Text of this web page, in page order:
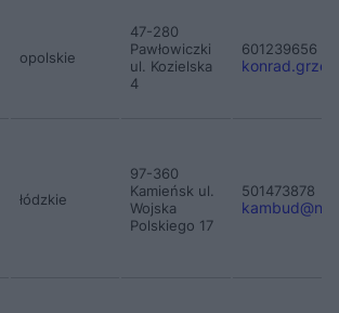
opolskie
47-280
Pawłowiczki
ul. Kozielska
4
601239656
łódzkie
97-360
Kamieńsk ul.
Wojska
Polskiego 17
501473878
kambud@